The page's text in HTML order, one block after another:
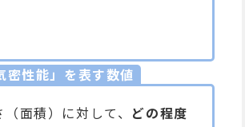
密性能」を表す数値
面積）に対して、 どの程度